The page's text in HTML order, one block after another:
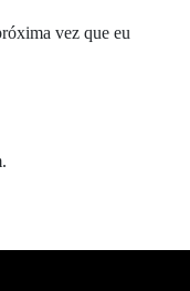
vez que eu